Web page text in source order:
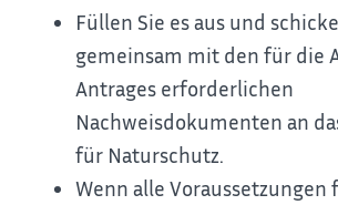
Füllen Sie es aus und
gemeinsam mit den für die
Antrages erforderlichen
Nachweisdokumenten an
für Naturschutz.
Wenn alle Voraussetzungen